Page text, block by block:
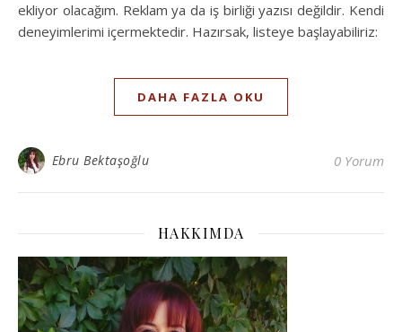
ekliyor olacağım. Reklam ya da iş birliği yazısı değildir. Kendi
deneyimlerimi içermektedir. Hazırsak, listeye başlayabiliriz:
DAHA FAZLA OKU
Ebru Bektaşoğlu 0 Yorum
HAKKIMDA